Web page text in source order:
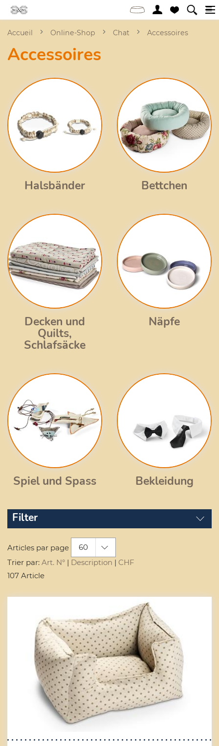
Accueil Online-Shop Chat Accessoires
Accessoires
Halsbänder Bettchen
Decken und
Quilts,
Schlafsäcke
Näpfe
Spiel und Spass Bekleidung
Filter
Articles par page
60
Trier par: Art. N° | Description | CHF
107 Article